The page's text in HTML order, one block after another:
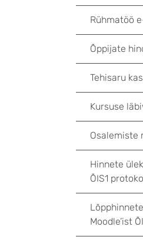
Rühmatöö
Õppijate
Tehisaru
Kursuse
Osalemiste
Hinnete
ÕIS1
Moodle’ist